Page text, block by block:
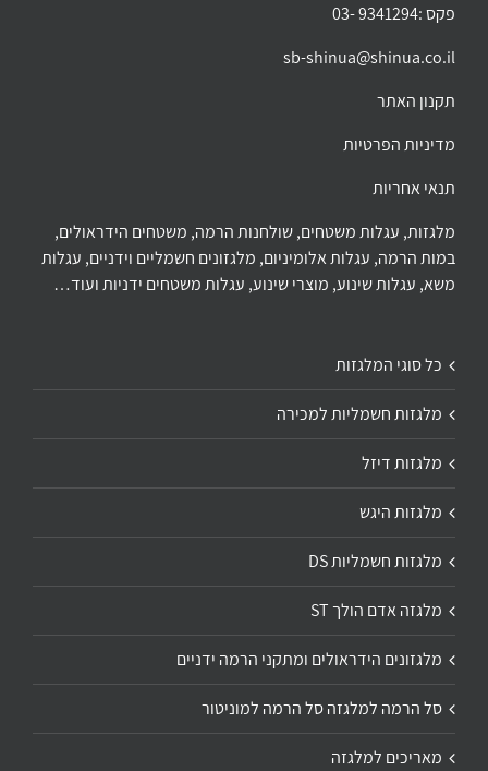
פקס :9341294 -03
sb-shinua@shinua.co.il
תקנון האתר
מדיניות הפרטיות
תנאי אחריות
מלגזות, עגלות משטחים, שולחנות הרמה, משטחים הידראולים,
במות הרמה, עגלות אלומיניום, מלגזונים חשמליים וידניים, עגלות
משא, עגלות שינוע, מוצרי שינוע, עגלות משטחים ידניות ועוד…
כל סוגי המלגזות
מלגזות חשמליות למכירה
מלגזות דיזל
מלגזות היגש
מלגזות חשמליות DS
מלגזה אדם הולך ST
מלגזונים הידראולים ומתקני הרמה ידניים
סל הרמה למלגזה סל הרמה למוניטור
מאריכים למלגזה